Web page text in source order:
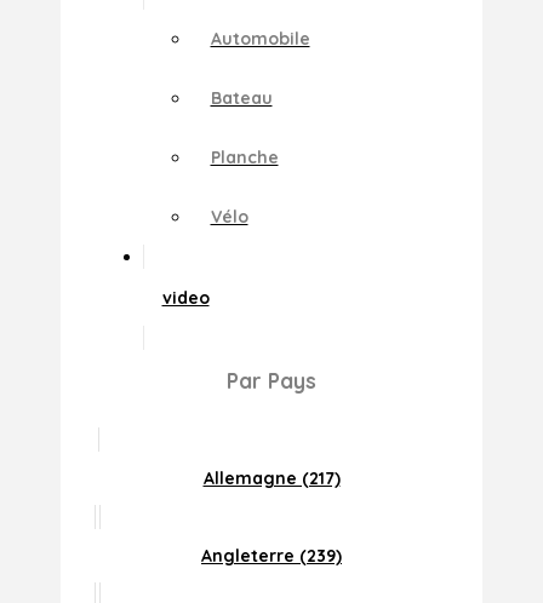
Automobile
Bateau
Planche
Vélo
video
Par Pays
Allemagne (217)
Angleterre (239)